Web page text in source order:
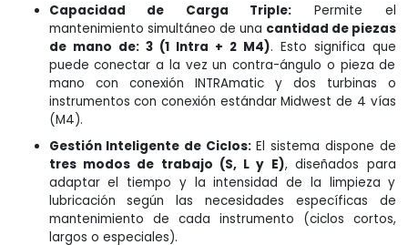
Capacidad de Carga Triple: Permite el
mantenimiento simultáneo de una cantidad de piezas
de mano de: 3 (1 Intra + 2 M4). Esto significa que
puede conectar a la vez un contra-ángulo o pieza de
mano con conexión INTRAmatic y dos turbinas o
instrumentos con conexión estándar Midwest de 4 vías
(M4).
Gestión Inteligente de Ciclos:El sistema dispone de
tres modos de trabajo (S, L y E), diseñados para
adaptar el tiempo y la intensidad de la limpieza y
lubricación según las necesidades específicas de
mantenimiento de cada instrumento (ciclos cortos,
largos o especiales).